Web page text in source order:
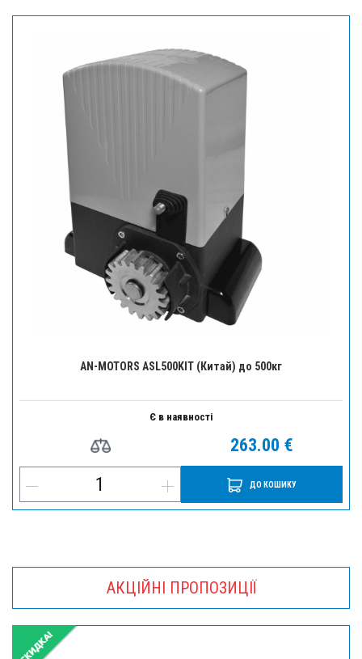
AN-MOTORS ASL500KIT (Китай) до 500кг
Є в наявності
263.00 €
ДО КОШИКУ
АКЦІЙНІ ПРОПОЗИЦІЇ